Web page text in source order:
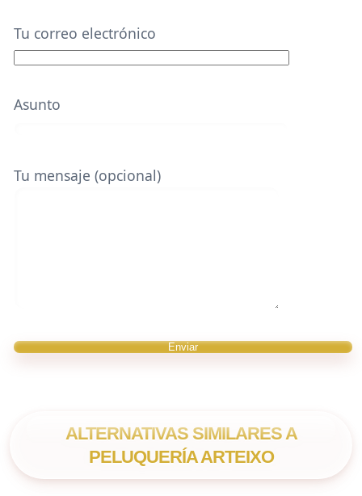
Tu correo electrónico
Asunto
Tu mensaje (opcional)
ALTERNATIVAS SIMILARES A
PELUQUERÍA ARTEIXO